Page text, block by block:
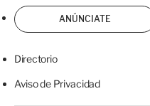
ANÚNCIATE
Directorio
Aviso de Privacidad